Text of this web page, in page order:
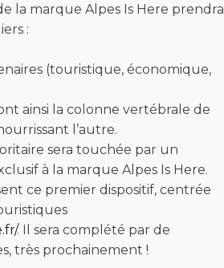
la marque Alpes Is Here prendra
:
(touristique, économique,
ainsi la colonne vertébrale de
l’autre.
sera touchée par un
à la marque Alpes Is Here.
ce premier dispositif, centrée
. Il sera complété par de
très prochainement !